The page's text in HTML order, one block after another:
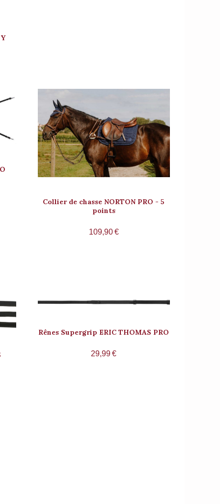
Collier de chasse NORTON PRO - 5
points
109,90€
Rênes Supergrip ERIC THOMAS PRO
29,99€